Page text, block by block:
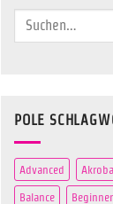
Suchen
POLE
Advanced
Balance Beginner